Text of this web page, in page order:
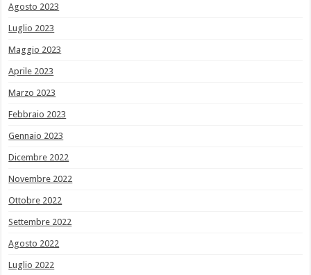
Agosto 2023
Luglio 2023
Maggio 2023
Aprile 2023
Marzo 2023
Febbraio 2023
Gennaio 2023
Dicembre 2022
Novembre 2022
Ottobre 2022
Settembre 2022
Agosto 2022
Luglio 2022